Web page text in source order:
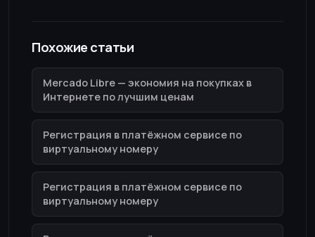
Похожие статьи
Mercado Libre — экономия на покупках в
Интернете по лучшим ценам
Регистрация в платёжном сервисе по
виртуальному номеру
Регистрация в платёжном сервисе по
виртуальному номеру